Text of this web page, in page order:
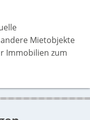
Mietobjekte
Immobilien zum